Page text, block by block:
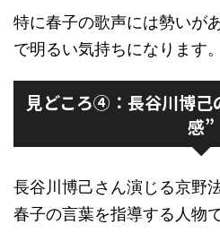
特に春子の歌声には勢いが
で明るい気持ちになります。
見どころ④：長谷川博己
感”
長谷川博己さん演じる京野
春子の言葉を指導する人物で